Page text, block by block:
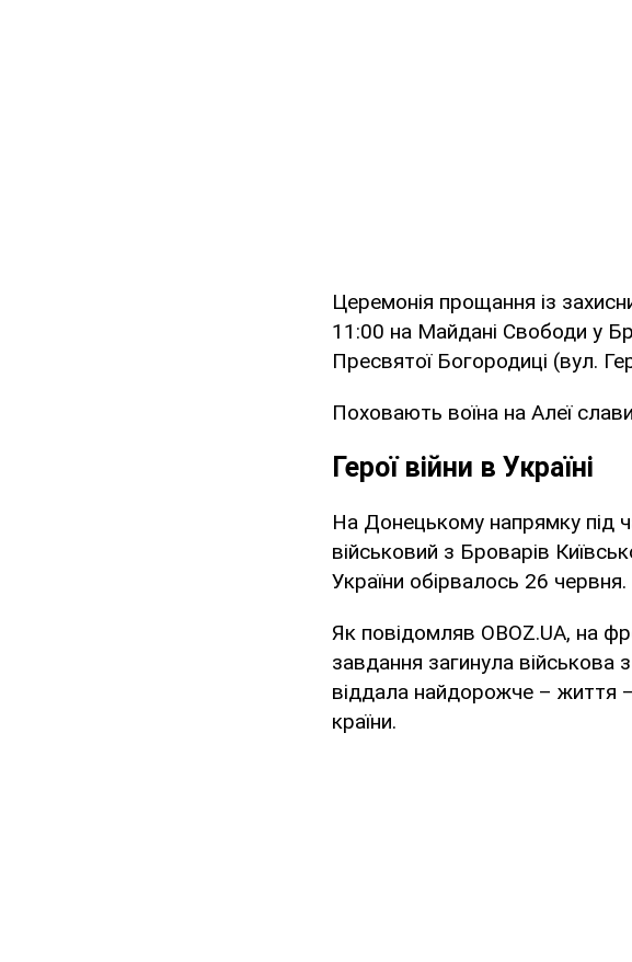
Церемонія прощання із
11:00 на Майдані Свободи у
Пресвятої Богородиці (вул.
Поховають воїна на Алеї
Герої війни в Україні
На Донецькому напрямку під
військовий з Броварів
України обірвалось 26 червня.
Як повідомляв OBOZ.UA, на
завдання загинула військова
віддала найдорожче – життя –
країни.